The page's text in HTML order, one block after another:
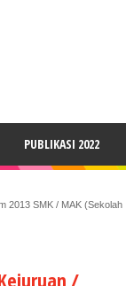
PUBLIKASI 2022
2013 SMK / MAK (Sekolah
/